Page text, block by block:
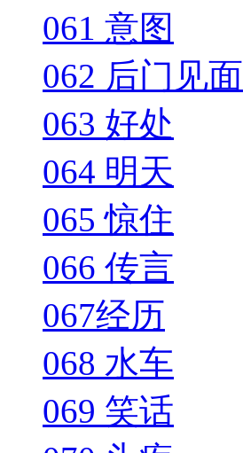
061 意图
062 后门见面
063 好处
064 明天
065 惊住
066 传言
067经历
068 水车
069 笑话